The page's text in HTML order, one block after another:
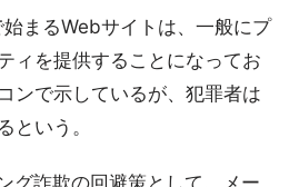
まるWebサイトは、一般にプ
ィを提供することになってお
ンで示しているが、犯罪者は
という。
グ詐欺の回避策として、メー